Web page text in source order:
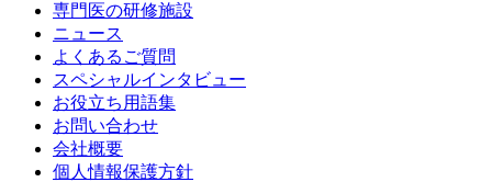
専門医の研修施設
ニュース
よくあるご質問
スペシャルインタビュー
お役立ち用語集
お問い合わせ
会社概要
個人情報保護方針